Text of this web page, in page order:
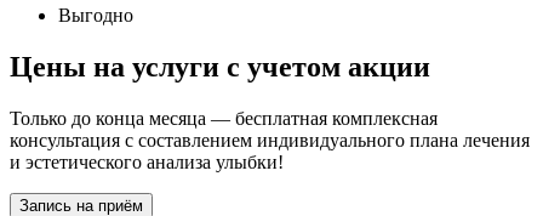
Выгодно
Цены на услуги с учетом акции
Только до конца месяца — бесплатная комплексная
консультация с составлением индивидуального плана лечения
и эстетического анализа улыбки!
Запись на приём